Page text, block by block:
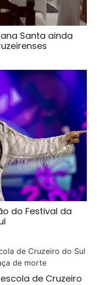
Santa ainda
do Festival da
de Cruzeiro